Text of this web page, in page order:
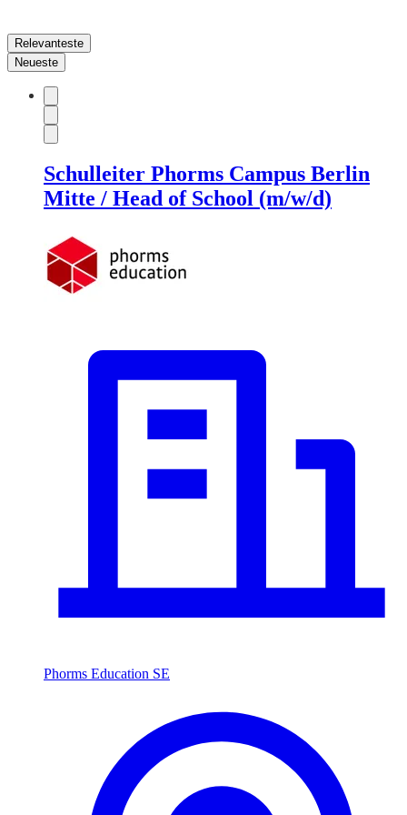
Relevanteste
Neueste
Schulleiter Phorms Campus Berlin
Mitte / Head of School (m/w/d)
Phorms Education SE